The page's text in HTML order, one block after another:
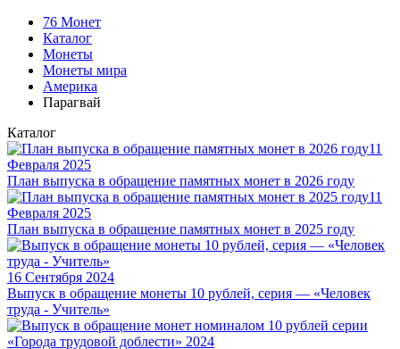
76 Монет
Каталог
Монеты
Монеты мира
Америка
Парагвай
Каталог
11
Февраля 2025
План выпуска в обращение памятных монет в 2026 году
11
Февраля 2025
План выпуска в обращение памятных монет в 2025 году
16 Сентября 2024
Выпуск в обращение монеты 10 рублей, серия — «Человек
труда - Учитель»